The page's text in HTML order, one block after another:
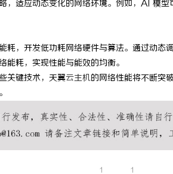
，适应动态变化的网络环境。例如，AI 模
耗，开发低功耗网络硬件与算法。通过动
能耗，实现性能与能效的均衡。
关键技术，天翼云主机的网络性能将不断突
1 1